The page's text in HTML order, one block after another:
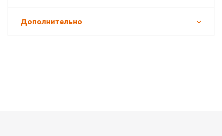
Дополнительно